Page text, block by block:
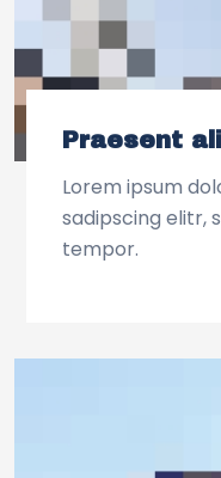
Praesent
Lorem ipsum
sadipscing elitr,
tempor.